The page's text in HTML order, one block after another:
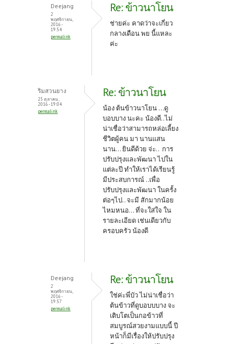
Deejang
2
พฤศจิกายน,
2016 -
19:54
permalink
Re: ข้าวนาโยน
ช่ายค่ะ คาดว่าจะเกี่ยว
กลางเดือน พย นี้แหละ
ค่ะ
ริมสวนยาง
25 ตุลาคม,
2016 - 19:04
permalink
Re: ข้าวนาโยน
น้อง ต้นข้าวนาโยน ...ดู
บอบบาง นะคะ น้องดี..ไม่
น่าเชื่อว่าสามารถหล่อเลี้ยง
ชีวิตผู้คน มา นานแสน
นาน... ยินดีด้วย จ่ะ.. การ
ปรับปรุงและพัฒนา ไปใน
แต่ละปี ทำให้เราได้เรียนรู้
มีประสบการณ์ ..เพื่อ
ปรับปรุงและพัฒนา ในครั้ง
ต่อๆไป.. จะมี สักมากน้อย
ไหมหนอ... ที่จะใส่ใจ ใน
รายละเอียด เช่นเดียวกับ
ครอบครัว น้องดี
Deejang
2
พฤศจิกายน,
2016 -
19:57
permalink
Re: ข้าวนาโยน
ใช่ค่ะพี่บัว ไม่น่าเชื่อว่า
ต้นข้าวที่ดูบอบบบาง จะ
เติบโตเป็นกอข้าวที่
สมบูรณ์สวยงามแบบนี้ ปี
หน้าก็มีเรื่องให้ปรับปรุง